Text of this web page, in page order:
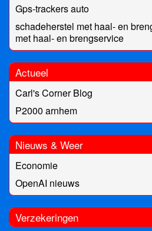
Gps-trackers auto
schadeherstel met haal- en
met haal- en brengservice
Actueel
Carl's Corner Blog
P2000 arnhem
Nieuws & Weer
Economie
OpenAI nieuws
Verzekeringen